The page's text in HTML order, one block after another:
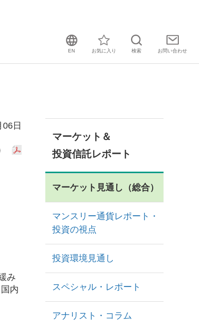
EN お気に入り 検索 お問い合わせ
日
み
内
マーケット＆
投資信託レポート
マーケット見通し（総合）
マンスリー通貨レポート・
投資の視点
投資環境見通し
スペシャル・レポート
アナリスト・コラム